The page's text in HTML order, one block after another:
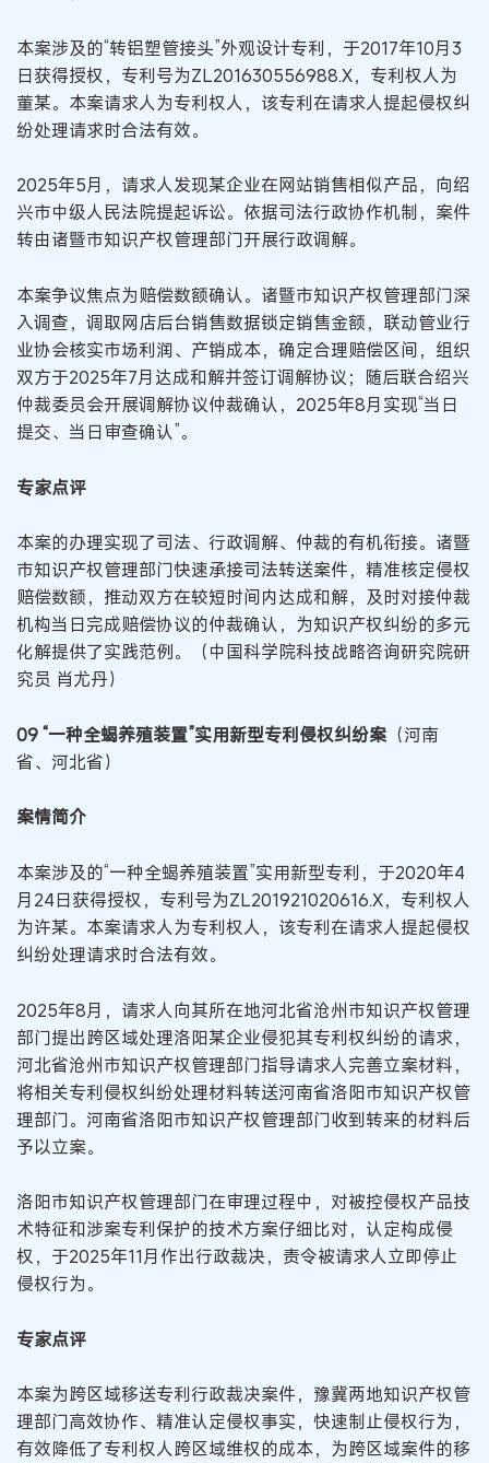
本案涉及的“转铝塑管接头”外观设计专利，于2017年10月3
日获得授权，专利号为ZL201630556988.X，专利权人为
董某。本案请求人为专利权人，该专利在请求人提起侵权纠
纷处理请求时合法有效。
2025年5月，请求人发现某企业在网站销售相似产品，向绍
兴市中级人民法院提起诉讼。依据司法行政协作机制，案件
转由诸暨市知识产权管理部门开展行政调解。
本案争议焦点为赔偿数额确认。诸暨市知识产权管理部门深
入调查，调取网店后台销售数据锁定销售金额，联动管业行
业协会核实市场利润、产销成本，确定合理赔偿区间，组织
双方于2025年7月达成和解并签订调解协议；随后联合绍兴
仲裁委员会开展调解协议仲裁确认，2025年8月实现“当日
提交、当日审查确认”。
专家点评
本案的办理实现了司法、行政调解、仲裁的有机衔接。诸暨
市知识产权管理部门快速承接司法转送案件，精准核定侵权
赔偿数额，推动双方在较短时间内达成和解，及时对接仲裁
机构当日完成赔偿协议的仲裁确认，为知识产权纠纷的多元
化解提供了实践范例。（中国科学院科技战略咨询研究院研
究员 肖尤丹）
09 “一种全蝎养殖装置”实用新型专利侵权纠纷案 （河南
省、河北省）
案情简介
本案涉及的“一种全蝎养殖装置”实用新型专利，于2020年4
月24日获得授权，专利号为ZL201921020616.X，专利权人
为许某。本案请求人为专利权人，该专利在请求人提起侵权
纠纷处理请求时合法有效。
2025年8月，请求人向其所在地河北省沧州市知识产权管理
部门提出跨区域处理洛阳某企业侵犯其专利权纠纷的请求，
河北省沧州市知识产权管理部门指导请求人完善立案材料，
将相关专利侵权纠纷处理材料转送河南省洛阳市知识产权管
理部门。河南省洛阳市知识产权管理部门收到转来的材料后
予以立案。
洛阳市知识产权管理部门在审理过程中，对被控侵权产品技
术特征和涉案专利保护的技术方案仔细比对，认定构成侵
权，于2025年11月作出行政裁决，责令被请求人立即停止
侵权行为。
专家点评
本案为跨区域移送专利行政裁决案件，豫冀两地知识产权管
理部门高效协作、精准认定侵权事实，快速制止侵权行为，
有效降低了专利权人跨区域维权的成本，为跨区域案件的移